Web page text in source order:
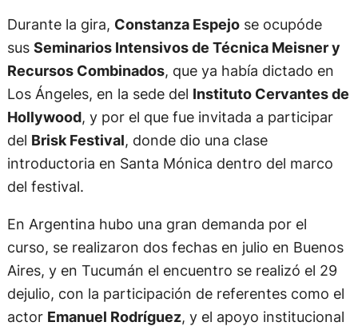
Durante la gira, Constanza Espejose ocupóde
sus Seminarios Intensivos de Técnica Meisner y
Recursos Combinados, que ya había dictado en
Los Ángeles, en la sede del Instituto Cervantes de
Hollywood, y por el que fue invitada a participar
del Brisk Festival, donde dio una clase
introductoria en Santa Mónica dentro del marco
del festival.
En Argentina hubo una gran demanda por el
curso, se realizaron dos fechas en julio en Buenos
Aires, y en Tucumán el encuentro se realizó el 29
dejulio, con la participación de referentes como el
actor Emanuel Rodríguez, y el apoyo institucional